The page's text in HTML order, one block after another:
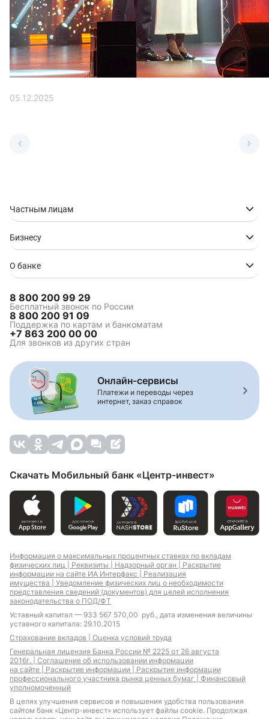
05.12.2025
Частным лицам
Бизнесу
О банке
8 800 200 99 29
Бесплатный звонок по России
8 800 200 91 09
Поддержка по картам и банкоматам
+7 863 200 00 00
Для звонков из других стран
Онлайн-сервисы
Платежи и переводы через
интернет, заказ справок
Скачать Мобильный банк «Центр-инвест»
Информация о максимальных процентных ставках по вкладам
физических лиц | Реквизиты | Надзорный орган | Раскрытие
информации на сайте ИА Интерфакс | Реализация
имущества | Уведомление физических лиц о необходимости
представления сведений (документов) для целей исполнения
законодательства о ПОД/ФТ
Уставный капитал — 933 567 570,00 руб., дата изменения величины
уставного капитала: 29.10.2015
Страхование вкладов | Оценка условий труда
Генеральная лицензия Банка России № 2225 от 26 августа
2016г. | Соглашение об использовании информации
на сайте | Раскрытие информации | Раскрытие информации
профессионального участника рынка ценных бумаг | Финансовый
уполномоченный
В целях улучшения сервисов и повышения удобства пользования
сайтом банк «Центр-инвест» использует файлы cookie. Продолжая